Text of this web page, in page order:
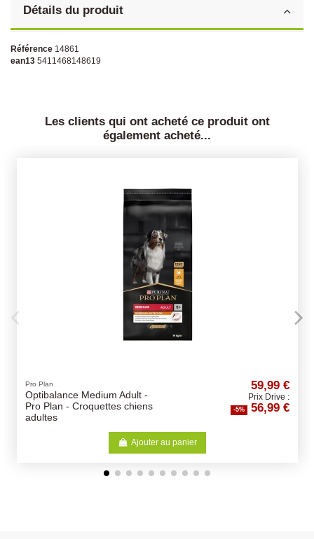
Détails du produit
Référence 14861
ean13 5411468148619
Les clients qui ont acheté ce produit ont
également acheté...
Pro Plan
Optibalance Medium Adult -
Pro Plan - Croquettes chiens
adultes
59,99 €
Prix Drive :
-5% 56,99 €
Ajouter au panier